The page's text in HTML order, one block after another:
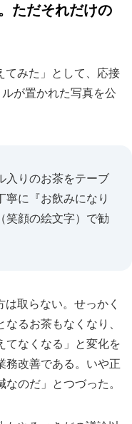
ただそれだけの
みた」として、応接
が置かれた写真を公
入りのお茶をテーブ
寧に『お飲みになり
笑顔の絵文字）で勧
取らない。せっかく
るお茶もなくなり、
てなくなる」と変化を
務改善である。いや正
のだ」とつづった。